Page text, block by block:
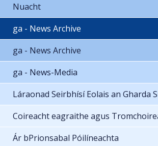
Nuacht
ga - News Archive
ga - News Archive
ga - News-Media
Láraonad Seirbhísí Eolais an Gharda
Coireacht eagraithe agus
Ár bPrionsabal Póilíneachta